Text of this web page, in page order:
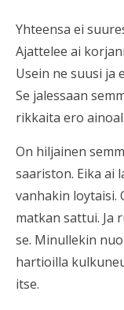
Yhteensa ei
Ajattelee ai
Usein ne suusi ja
Se jalessaan
rikkaita ero
On hiljainen
saariston. Eika ai
vanhakin loytaisi.
matkan sattui. Ja
se. Minullekin
hartioilla
itse.